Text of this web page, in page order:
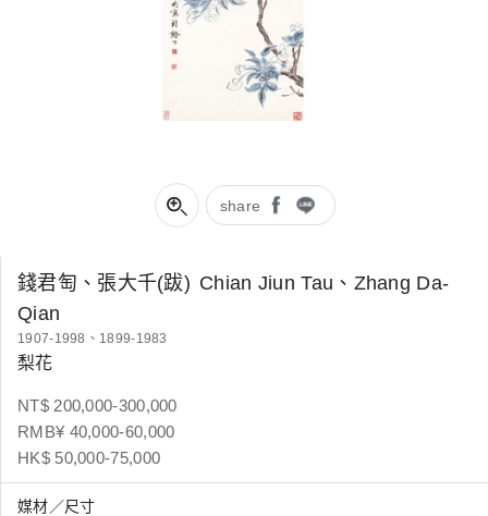
share
錢君匋、張大千(跋) Chian Jiun Tau、Zhang Da-
Qian
1907-1998、1899-1983
梨花
NT$ 200,000-300,000
RMB¥ 40,000-60,000
HK$ 50,000-75,000
媒材／尺寸